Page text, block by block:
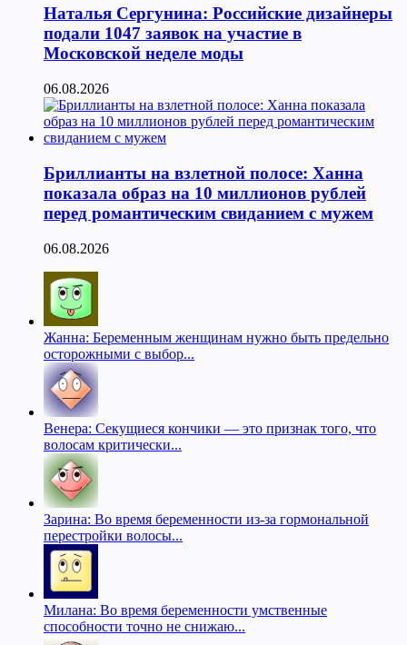
Наталья Сергунина: Российские дизайнеры
подали 1047 заявок на участие в
Московской неделе моды
06.08.2026
Бриллианты на взлетной полосе: Ханна
показала образ на 10 миллионов рублей
перед романтическим свиданием с мужем
06.08.2026
Жанна: Беременным женщинам нужно быть предельно
осторожными с выбор...
Венера: Секущиеся кончики — это признак того, что
волосам критически...
Зарина: Во время беременности из-за гормональной
перестройки волосы...
Милана: Во время беременности умственные
способности точно не снижаю...